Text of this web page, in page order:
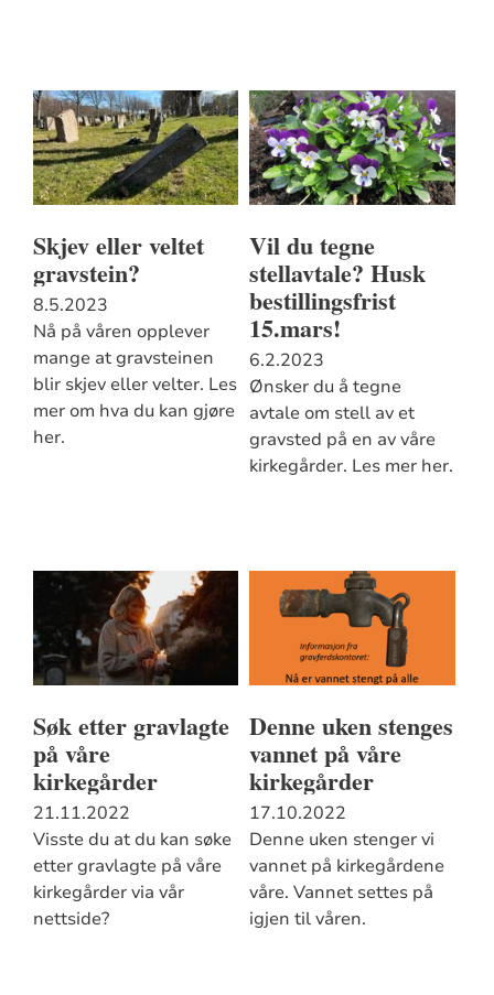
Skjev eller veltet
gravstein?
8.5.2023
Nå på våren opplever
mange at gravsteinen
blir skjev eller velter. Les
mer om hva du kan gjøre
her.
Vil du tegne
stellavtale? Husk
bestillingsfrist
15.mars!
6.2.2023
Ønsker du å tegne
avtale om stell av et
gravsted på en av våre
kirkegårder. Les mer her.
Søk etter gravlagte
på våre
kirkegårder
21.11.2022
Visste du at du kan søke
etter gravlagte på våre
kirkegårder via vår
nettside?
Denne uken stenges
vannet på våre
kirkegårder
17.10.2022
Denne uken stenger vi
vannet på kirkegårdene
våre. Vannet settes på
igjen til våren.